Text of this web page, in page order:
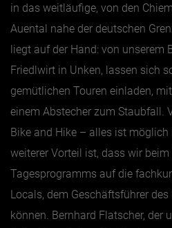
in das weitläufige, von den
Auental nahe der deutschen
liegt auf der Hand: von unserem
Friedlwirt in Unken, lassen sich
gemütlichen Touren einladen,
einem Abstecher zum Staubfall.
Bike and Hike – alles ist
weiterer Vorteil ist, dass wir beim
Tagesprogramms auf die
Locals, dem Geschäftsführer
können. Bernhard Flatscher, der